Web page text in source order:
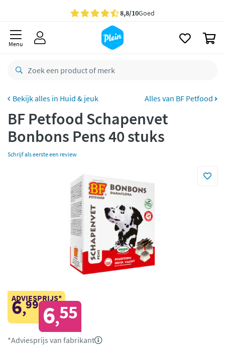
Gratisbezorging vanaf 35,- *
Bestelling uiterlijkmaandag
retourneren
CO2 neutraal bezorgd
Betaal met Klarna
Menu
Huid & jeuk Alles van BF Petfood
BF Petfood Schapenvet
Bonbons Pens 40 stuks
Schrijf als eerste een review
ADVIESPRIJS*
6,99 6,55
*Adviesprijs van fabrikant